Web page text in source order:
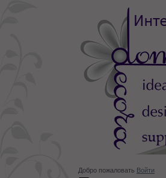
Добро пожаловать Войти